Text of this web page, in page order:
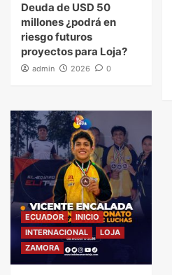
Deuda de USD 50
millones ¿podrá en
riesgo futuros
proyectos para Loja?
admin 2026 0
ECUADOR
INICIO
INTERNACIONAL
LOJA
ZAMORA